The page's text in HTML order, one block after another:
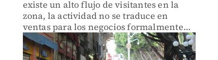
existe un alto flujo de visitantes en la
zona, la actividad no se traduce en
ventas para los negocios formalmente
establecidos.